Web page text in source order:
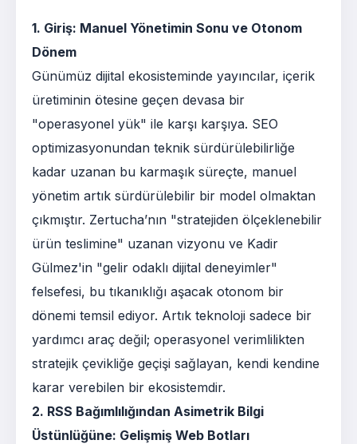
1. Giriş: Manuel Yönetimin Sonu ve Otonom
Dönem
Günümüz dijital ekosisteminde yayıncılar, içerik
üretiminin ötesine geçen devasa bir
"operasyonel yük" ile karşı karşıya. SEO
optimizasyonundan teknik sürdürülebilirliğe
kadar uzanan bu karmaşık süreçte, manuel
yönetim artık sürdürülebilir bir model olmaktan
çıkmıştır. Zertucha’nın "stratejiden ölçeklenebilir
ürün teslimine" uzanan vizyonu ve Kadir
Gülmez'in "gelir odaklı dijital deneyimler"
felsefesi, bu tıkanıklığı aşacak otonom bir
dönemi temsil ediyor. Artık teknoloji sadece bir
yardımcı araç değil; operasyonel verimlilikten
stratejik çevikliğe geçişi sağlayan, kendi kendine
karar verebilen bir ekosistemdir.
2. RSS Bağımlılığından Asimetrik Bilgi
Üstünlüğüne: Gelişmiş Web Botları